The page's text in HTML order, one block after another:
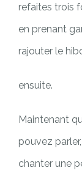
refaites trois
en prenant
rajouter le
ensuite.
Maintenant
pouvez
chanter une